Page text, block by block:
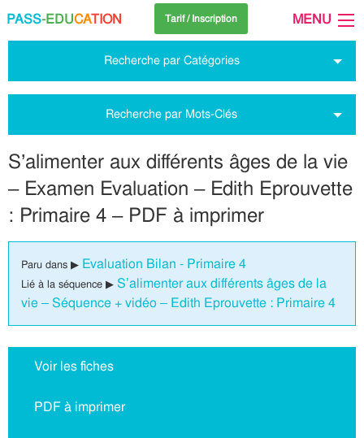
PASS-EDUCATION Tarif / Inscription MENU
Recherche par Catégories
Recherche par Mots-Clés
S’alimenter aux différents âges de la vie
– Examen Evaluation – Edith Eprouvette
: Primaire 4 – PDF à imprimer
Paru dans ▶ Evaluation Bilan - Primaire 4
Lié à la séquence ▶ S’alimenter aux différents âges de la
vie – Séquence + vidéo – Edith Eprouvette : Primaire 4
Voir les fiches
PDF à imprimer